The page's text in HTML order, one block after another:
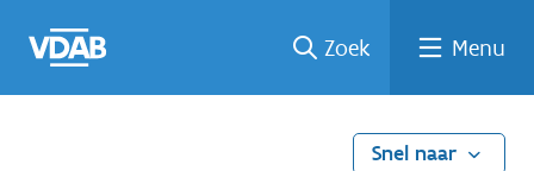
naar
een
een
job
naar
Zoek Menu
Snel naar